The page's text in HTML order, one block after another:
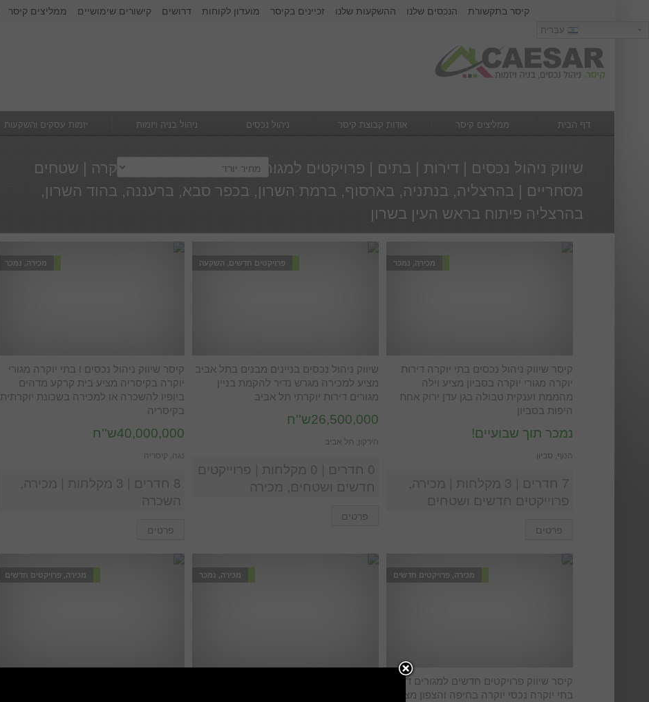
שם משתמש : סיסמא :
ממליצים קיסר קישורים שימושיים דרושים מועדון לקוחות זכיינים בקיסר ההשקעות שלנו הנכסים שלנו
קיסר בתקשורת
עִבְרִית
דף הבית ממליצים קיסר אודות קבוצת קיסר ניהול נכסים ניהול בניה ויזמות יזמות עסקים והשקעות
שיווק ניהול נכסים | דירות | בתים | פרויקטים למגורים | בתי יוקרה | מגורי יוקרה | שטחים
מסחריים | בהרצליה, בנתניה, בארסוף, ברמת השרון, בכפר סבא, ברעננה, בהוד השרון,
בהרצליה פיתוח בראש העין בשרון
מכירה, נמכר
קיסר שיווק ניהול נכסים ו בתי יוקרה מגורי
יוקרה בקיסריה מציע בית קרקע מדהים
ביופיו להשכרה או למכירה בשכונת יוקרתית
בקיסריה
40,000,000ש''ח
נגה, קיסריה
8 חדרים | 3 מקלחות | מכירה,
השכרה
פרטים
פרויקטים חדשים, השקעה
שיווק ניהול נכסים בניינים מבנים בתל אביב
מציע למכירה מגרש נדיר להקמת בניין
מגורים דירות יוקרתי תל אביב
26,500,000ש''ח
הירקון, תל אביב
0 חדרים | 0 מקלחות | פרוייקטים
חדשים ושטחים, מכירה
פרטים
מכירה, נמכר
קיסר שיווק ניהול נכסים בתי יוקרה דירות
יוקרה מגורי יוקרה בסביון מציע וילה
מהממת וענקית טבולה בגן עדן ירוק אחת
היפות בסביון
נמכר תוך שבועיים!
הנוף, סביון
7 חדרים | 3 מקלחות | מכירה,
פרוייקטים חדשים ושטחים
פרטים
מכירה, פרויקטים חדשים מכירה, נמכר מכירה, פרויקטים חדשים
קיסר שיווק פרויקטים חדשים למגורים דירות
בתי יוקרה נכסי יוקרה בחיפה והצפון מציע
עִבְרִית